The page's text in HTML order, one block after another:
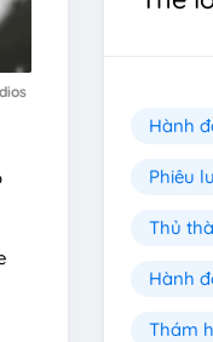
Hành
Phiêu
Thủ
Hành
Thám